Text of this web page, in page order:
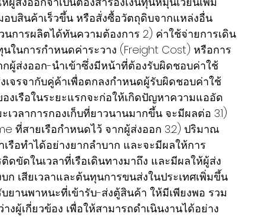
มอบสินค้าเร็วขึ้น หรือสั่งซื้อวัตถุดิบจากแหล่งอื่น
การผลิตได้ทันความต้องการ 2) ค่าใช้จ่ายการเดิน
ในการกำหนดค่าระวาง (Freight Cost) หรือการ
ผู้ส่งออก-นำเข้าซึ่งมีหน้าที่ต้องรับผิดชอบค่าใช้
จรจากับคู่ค้าเพื่อตกลงกำหนดผู้รับผิดชอบค่าใช้
งเรือในระยะแรกจะก่อให้เกิดปัญหาความแออัด
วลาการกองเก็บที่ยาวนานมากขึ้น จะมีผลต่อ 3.1)
ที่สายเรือกำหนดไว้ จากผู้ส่งออก 3.2) ปริมาณ
รือทำได้อย่างยากลำบาก และจะมีผลให้การ
ขัดในเวลาที่เรือเดินทางมาถึง และมีผลให้ผู้ส่ง
เสียเวลาและต้นทุนการขนส่งในประเทศเพิ่มขึ้น
ยานพาหนะที่เข้ารับ-ส่งตู้สินค้า ให้มีเพียงพอ รวม
งผู้เกี่ยวข้อง เพื่อให้สามารถดำเนินงานได้อย่าง